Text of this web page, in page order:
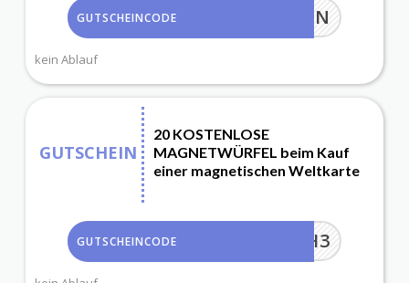
LK35HJN
GUTSCHEINCODE
kein Ablauf
GUTSCHEIN
20 KOSTENLOSE
MAGNETWÜRFEL beim Kauf
einer magnetischen Weltkarte
A6JNH3
GUTSCHEINCODE